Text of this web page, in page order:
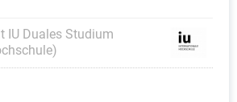
IU Duales Studium